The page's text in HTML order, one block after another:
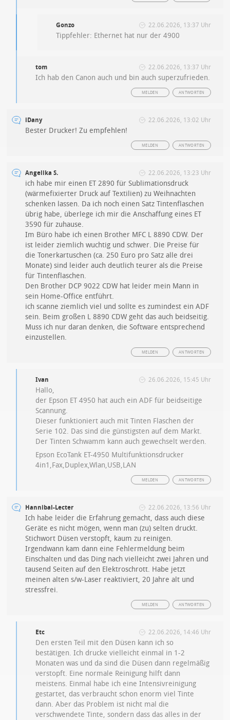
Gonzo 22.06.2026, 13:37 Uhr
Tippfehler: Ethernet hat nur der 4900
tom 22.06.2026, 13:37 Uhr
Ich hab den Canon auch und bin auch superzufrieden.
ANTWORTEN
MELDEN
iDany 22.06.2026, 13:02 Uhr
Bester Drucker! Zu empfehlen!
ANTWORTEN
MELDEN
Angelika S. 22.06.2026, 13:23 Uhr
ich habe mir einen ET 2890 für Sublimationsdruck
(wärmefixierter Druck auf Textilien) zu Weihnachten
schenken lassen. Da ich noch einen Satz Tintenflaschen
übrig habe, überlege ich mir die Anschaffung eines ET
3590 für zuhause.
Im Büro habe ich einen Brother MFC L 8890 CDW. Der
ist leider ziemlich wuchtig und schwer. Die Preise für
die Tonerkartuschen (ca. 250 Euro pro Satz alle drei
Monate) sind leider auch deutlich teurer als die Preise
für Tintenflaschen.
Den Brother DCP 9022 CDW hat leider mein Mann in
sein Home-Office entführt.
ich scanne ziemlich viel und sollte es zumindest ein ADF
sein. Beim großen L 8890 CDW geht das auch beidseitig.
Muss ich nur daran denken, die Software entsprechend
einzustellen.
ANTWORTEN
MELDEN
Ivan 26.06.2026, 15:45 Uhr
Hallo,
der Epson ET 4950 hat auch ein ADF für beidseitige
Scannung.
Dieser funktioniert auch mit Tinten Flaschen der
Serie 102. Das sind die günstigsten auf dem Markt.
Der Tinten Schwamm kann auch gewechselt werden.
Epson EcoTank ET-4950 Multifunktionsdrucker
4in1,Fax,Duplex,Wlan,USB,LAN
ANTWORTEN
MELDEN
Hannibal-Lecter 22.06.2026, 13:56 Uhr
Ich habe leider die Erfahrung gemacht, dass auch diese
Geräte es nicht mögen, wenn man (zu) selten druckt.
Stichwort Düsen verstopft, kaum zu reinigen.
Irgendwann kam dann eine Fehlermeldung beim
Einschalten und das Ding nach vielleicht zwei Jahren und
tausend Seiten auf den Elektroschrott. Habe jetzt
meinen alten s/w-Laser reaktiviert, 20 Jahre alt und
stressfrei.
ANTWORTEN
MELDEN
Etc 22.06.2026, 14:46 Uhr
Den ersten Teil mit den Düsen kann ich so
bestätigen. Ich drucke vielleicht einmal in 1-2
Monaten was und da sind die Düsen dann regelmäßig
verstopft. Eine normale Reinigung hilft dann
meistens. Einmal habe ich eine Intensivreinigung
gestartet, das verbraucht schon enorm viel Tinte
dann. Aber das Problem ist nicht mal die
verschwendete Tinte, sondern dass das alles in der